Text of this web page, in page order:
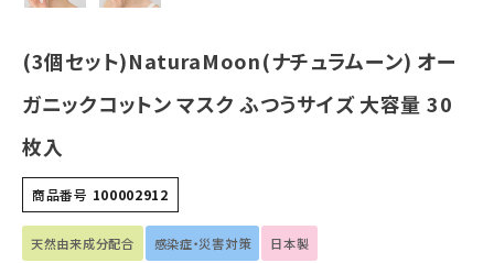
日用品雑貨
フェムケア
インナー・下着・ナイトウェア
キッズ・ベビー・マタニティ
キッチン用品
(3個セット)NaturaMoon(ナチュラムーン) オー
ガニックコットン マスク ふつうサイズ 大容量 30
枚入
商品番号 100002912
天然由来成分配合 感染症・災害対策 日本製